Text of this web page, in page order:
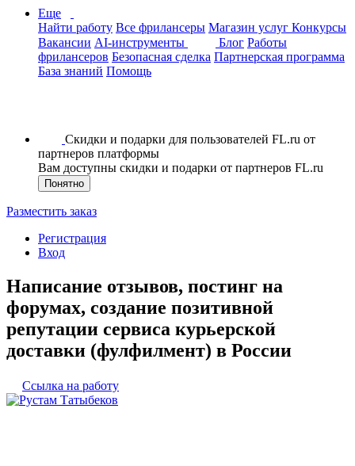
Еще
Найти работу Все фрилансеры Магазин услуг Конкурсы
Вакансии AI-инструменты Блог Работы
фрилансеров Безопасная сделка Партнерская программа
База знаний Помощь
Скидки и подарки для пользователей FL.ru от
партнеров платформы
Вам доступны скидки и подарки от партнеров FL.ru
Понятно
Разместить заказ
Регистрация
Вход
Написание отзывов, постинг на
форумах, создание позитивной
репутации сервиса курьерской
доставки (фулфилмент) в России
Ссылка на работу